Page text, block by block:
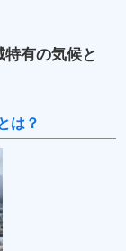
有の気候と
は？